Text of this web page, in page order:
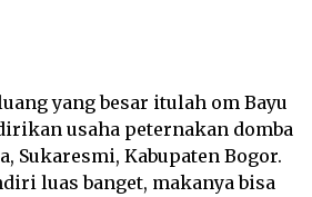
yang besar itulah om Bayu
usaha peternakan domba
Sukaresmi, Kabupaten Bogor.
luas banget, makanya bisa